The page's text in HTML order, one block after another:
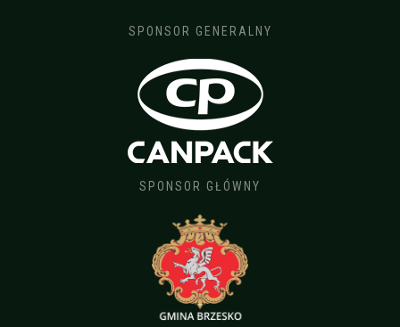
SPONSOR GENERALNY
SPONSOR GŁÓWNY